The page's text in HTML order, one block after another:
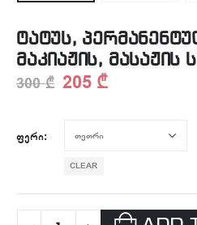
ტატუს,
მაკიაჟის, მასაჟის
300₾ 205 ₾
ᲤᲔᲠᲘ
CLEAR